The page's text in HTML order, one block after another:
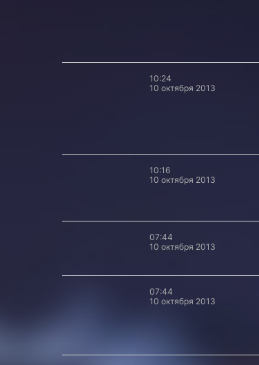
10:24
10 октября 2013
10:16
10 октября 2013
07:44
10 октября 2013
07:44
10 октября 2013